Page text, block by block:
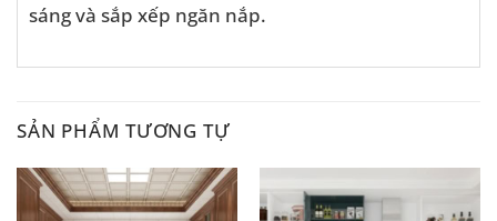
sáng và sắp xếp ngăn nắp.
SẢN PHẨM TƯƠNG TỰ